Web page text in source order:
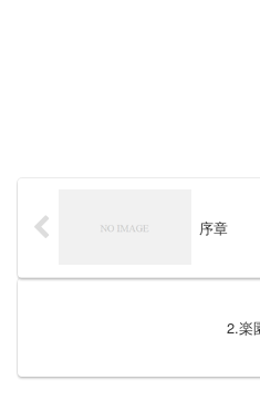
序章
2.楽